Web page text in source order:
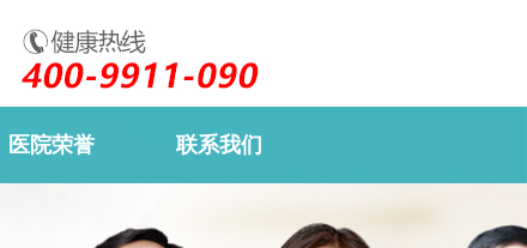
医院荣誉 联系我们